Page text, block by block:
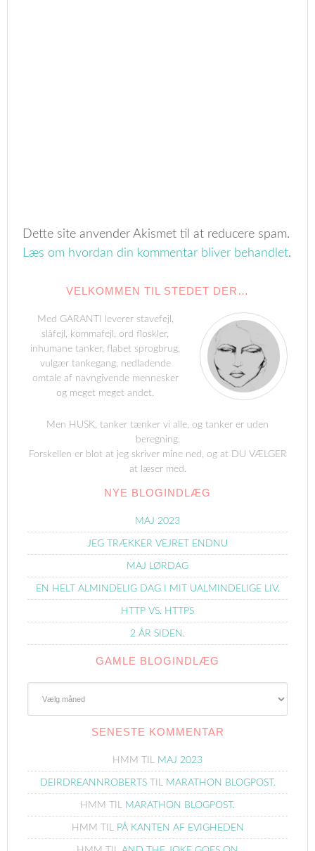
Dette site anvender Akismet til at reducere spam.
Læs om hvordan din kommentar bliver behandlet.
VELKOMMEN TIL STEDET DER…
Med GARANTI leverer stavefejl,
slåfejl, kommafejl, ord floskler,
inhumane tanker, flabet sprogbrug,
vulgær tankegang, nedladende
omtale af navngivende mennesker
og meget meget andet.
Men HUSK, tanker tænker vi alle, og tanker er uden
beregning.
Forskellen er blot at jeg skriver mine ned, og at DU VÆLGER
at læser med.
NYE BLOGINDLÆG
MAJ 2023
JEG TRÆKKER VEJRET ENDNU
MAJ LØRDAG
EN HELT ALMINDELIG DAG I MIT UALMINDELIGE LIV.
HTTP VS. HTTPS
2 ÅR SIDEN.
GAMLE BLOGINDLÆG
SENESTE KOMMENTAR
HMM TIL MAJ 2023
DEIRDREANNROBERTSTIL MARATHON BLOGPOST.
HMM TIL MARATHON BLOGPOST.
HMM TIL PÅ KANTEN AF EVIGHEDEN